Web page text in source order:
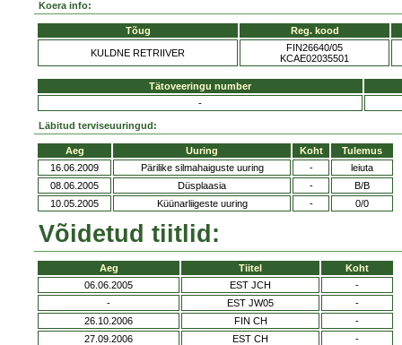
Koera info:
Tõug Reg. kood
KULDNE RETRIIVER
FIN26640/05
KCAE02035501
Tätoveeringu number
-
Läbitud terviseuuringud:
Aeg Uuring Koht
Tulemus
16.06.2009
Pärilike silmahaiguste uuring -
leiuta
08.06.2005
Düsplaasia -
B/B
10.05.2005
Küünarliigeste uuring - 0/0
Võidetud tiitlid:
Aeg Tiitel
Koht
06.06.2005
EST JCH
-
-
EST JW05
-
26.10.2006
FIN CH
-
27.09.2006
EST CH
-